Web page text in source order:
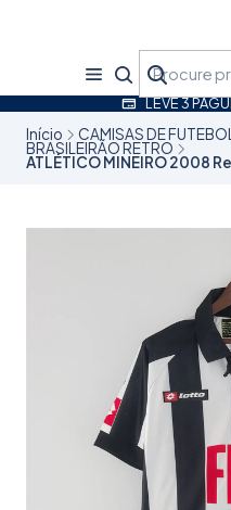
LEVE 3
Início CAMISAS DE FUTEBOL
BRASILEIRÃO RETRO
ATLÉTICO MINEIRO 2008